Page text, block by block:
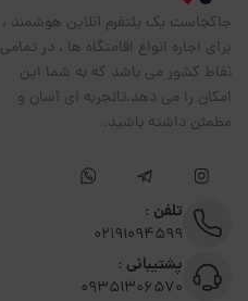
جاکجاست یک پلتفرم آنلاین هوشمند ،
برای اجاره انواع اقامتگاه ها ، در تمامی
نقاط کشور می باشد که به شما این
امکان را می دهد،تاتجربه ای آسان و
مطمئن داشته باشید.
تلفن :
02191094599
پشتیبانی :
09351306570